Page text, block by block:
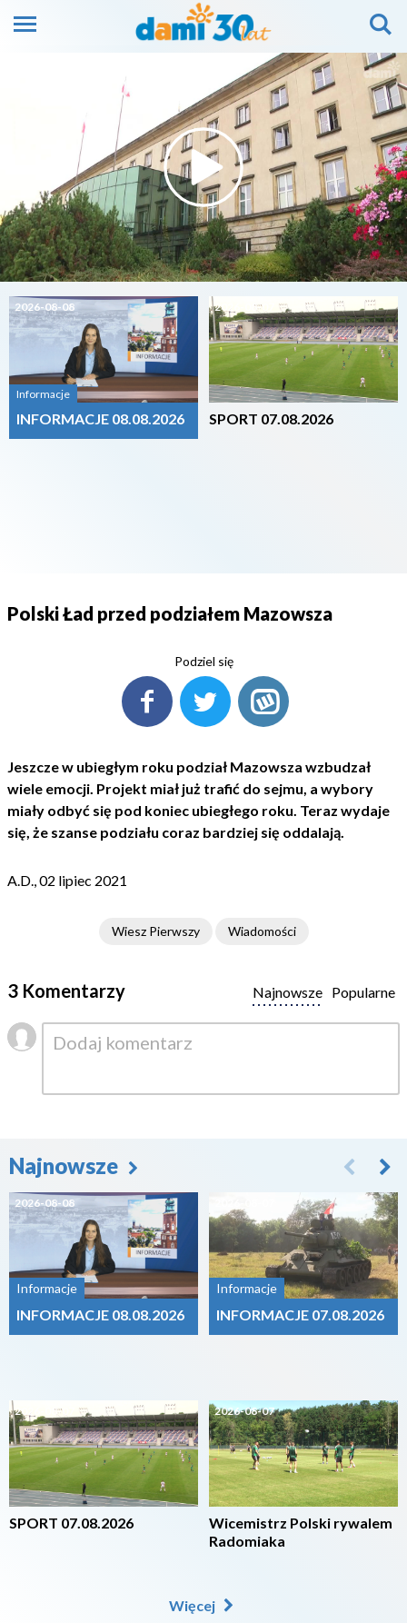
2026-08-08
Informacje
INFORMACJE 08.08.2026
2026-08-07
SPORT 07.08.2026
Polski Ład przed podziałem Mazowsza
Podziel się
Jeszcze w ubiegłym roku podział Mazowsza wzbudzał
wiele emocji. Projekt miał już trafić do sejmu, a wybory
miały odbyć się pod koniec ubiegłego roku. Teraz wydaje
się, że szanse podziału coraz bardziej się oddalają.
A.D., 02 lipiec 2021
Wiesz Pierwszy Wiadomości
3 Komentarzy Popularne
Najnowsze
Najnowsze
2026-08-08
Informacje
INFORMACJE 08.08.2026
2026-08-07
SPORT 07.08.2026
Informacje
INFORMACJE 07.08.2026
2026-08-07
Wicemistrz Polski rywalem
Radomiaka
Więcej